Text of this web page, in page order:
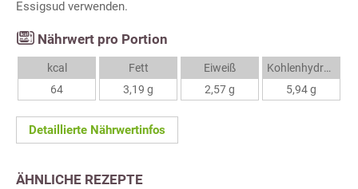
Essigsud verwenden.
Nährwert pro Portion
kcal
64
Fett
3,19 g
Eiweiß
2,57 g
Kohlenhydrate
5,94 g
Detaillierte Nährwertinfos
ÄHNLICHE REZEPTE